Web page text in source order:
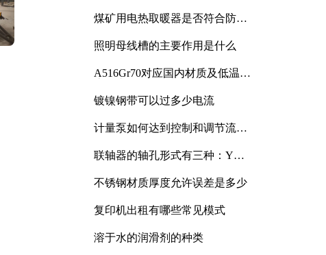
煤矿用电热取暖器是否符合防爆
照明母线槽的主要作用是什么
A516Gr70对应国内材质及低温冲
镀镍钢带可以过多少电流
计量泵如何达到控制和调节流量
联轴器的轴孔形式有三种：Y
不锈钢材质厚度允许误差是多少
复印机出租有哪些常见模式
溶于水的润滑剂的种类